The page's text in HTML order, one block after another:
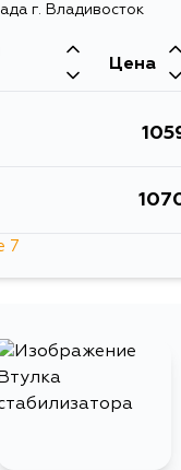
г. Владивосток
Цена
7